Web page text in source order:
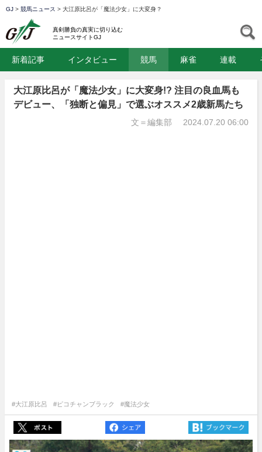
GJ > 競馬ニュース > 大江原比呂が「魔法少女」に大変身？
真剣勝負の真実に切り込む
ニュースサイトGJ
新着記事 インタビュー 競馬 麻雀 連載
大江原比呂が「魔法少女」に大変身!? 注目の良血馬も
デビュー、「独断と偏見」で選ぶオススメ2歳新馬たち
文＝編集部 2024.07.20 06:00
#大江原比呂 #ピコチャンブラック #魔法少女